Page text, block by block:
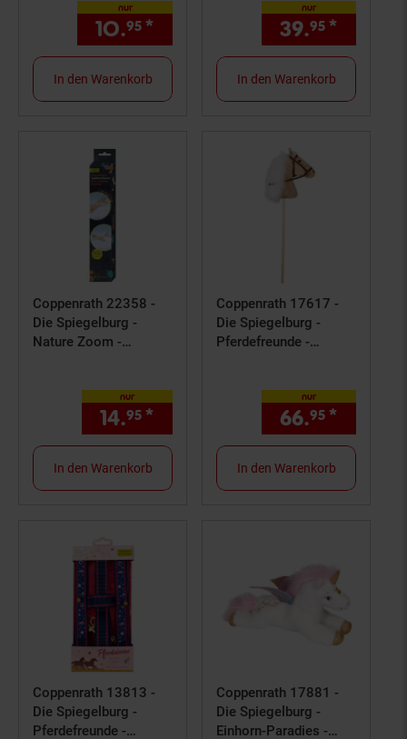
nur
10.95 * € Sternchen
In den Warenkorb
nur
39.95 *
In den Warenkorb
Coppenrath 22358 -
Die Spiegelburg -
Nature Zoom -
nur
14.95 * € Sternchen
In den Warenkorb
Coppenrath 17617 -
Die Spiegelburg -
Pferdefreunde -
nur
66.95 *
In den Warenkorb
Coppenrath 13813 -
Die Spiegelburg -
Pferdefreunde -
Coppenrath 17881 -
Die Spiegelburg -
Einhorn-Paradies -